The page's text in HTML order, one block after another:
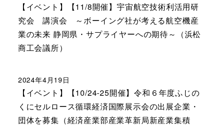
【イベント】【11/8開催】宇宙航空技術利活用研
究会 講演会 ～ボーイング社が考える航空機産
業の未来 静岡県・サプライヤーへの期待～（浜松
商工会議所）
【イベント】【10/24-25開催】令和６年度ふじの
くにセルロース循環経済国際展示会の出展企業・
団体を募集（経済産業部産業革新局新産業集積
2024年4月19日